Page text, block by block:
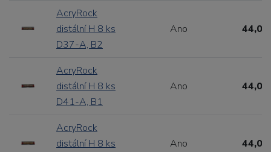
AcryRock
distální H 8 ks
D37-A, B2
Ano 44,00
AcryRock
distální H 8 ks
D41-A, B1
Ano 44,00
AcryRock
distální H 8 ks
Ano 44,00